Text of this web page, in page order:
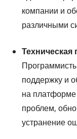
компании и
различными
поддержку и
на
проблем,
устранение